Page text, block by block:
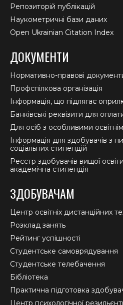
Репозиторій публікацій
Наукометричні бази даних
Open Ukrainian Citation Index
ДОКУМЕНТИ
Нормативно-правові
Профспілкова організація
Інформація, що підлягає
Банківські реквізити для
Для осіб з особливими
Інформація для здобувачів з
соціальних стипендій
Реєстр здобувачів вищої
академічна стипендія
ЗДОБУВАЧАМ
Центр освітніх дистанційних
Розклад занять
Рейтинг успішності
Студентське самоврядування
Студентське телебачення
Бібліотека
Практична підготовка
Центр психологічної